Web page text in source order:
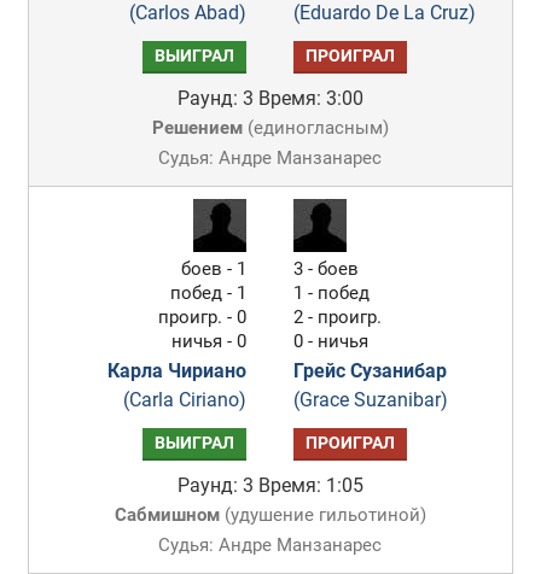
(Carlos Abad)
(Eduardo De La Cruz)
ВЫИГРАЛ ПРОИГРАЛ
Раунд: 3 Время: 3:00
Решением(единогласным)
Судья: Андре Манзанарес
боев - 1
побед - 1
проигр. - 0
ничья - 0
Карла Чириано
(Carla Ciriano)
3 - боев
1 - побед
2 - проигр.
0 - ничья
Грейс Сузанибар
(Grace Suzanibar)
ВЫИГРАЛ ПРОИГРАЛ
Раунд: 3 Время: 1:05
Сабмишном(удушение гильотиной)
Судья: Андре Манзанарес